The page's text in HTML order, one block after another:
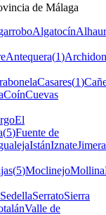
de Málaga
Algatocín
Antequera(1)
Casares(1)
CoínCuevas
El
(5)Fuente de
IstánIznateJimera
(5)MoclinejoMollina
SedellaSerratoSierra
Valle de